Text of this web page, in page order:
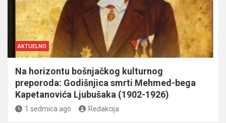
AKTUELNO
Na horizontu bošnjačkog kulturnog
preporoda: Godišnjica smrti Mehmed-bega
Kapetanovića Ljubušaka (1902-1926)
1 sedmica ago Redakcija